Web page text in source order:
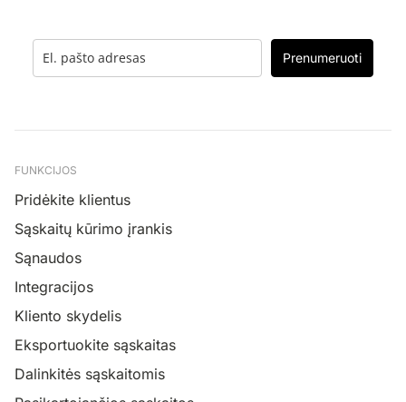
Prenumeruoti
FUNKCIJOS
Pridėkite klientus
Sąskaitų kūrimo įrankis
Sąnaudos
Integracijos
Kliento skydelis
Eksportuokite sąskaitas
Dalinkitės sąskaitomis